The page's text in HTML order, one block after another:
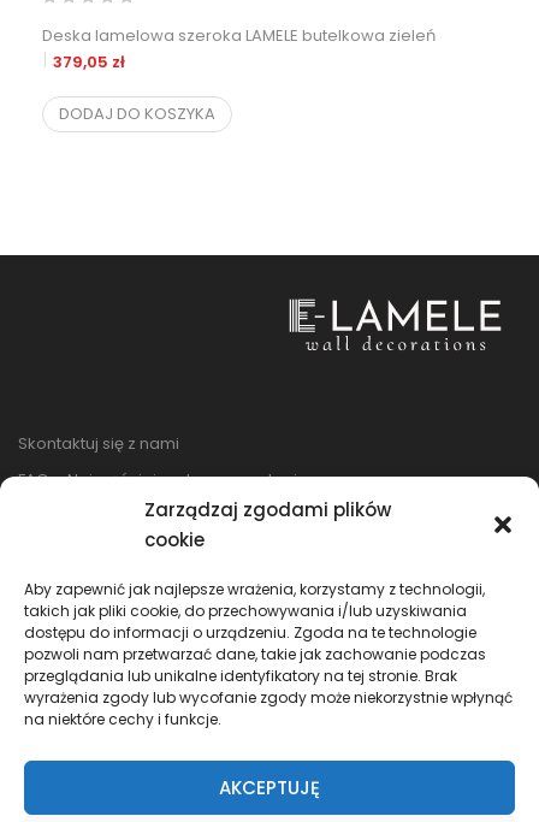
Zarządzaj zgodami plików
cookie
Aby zapewnić jak najlepsze wrażenia, korzystamy z technologii,
takich jak pliki cookie, do przechowywania i/lub uzyskiwania
dostępu do informacji o urządzeniu. Zgoda na te technologie
pozwoli nam przetwarzać dane, takie jak zachowanie podczas
przeglądania lub unikalne identyfikatory na tej stronie. Brak
wyrażenia zgody lub wycofanie zgody może niekorzystnie wpłynąć
na niektóre cechy i funkcje.
AKCEPTUJĘ
Deska lamelowa szeroka LAMELE butelkowa zieleń
379,05 zł
DODAJ DO KOSZYKA
Skontaktuj się z nami
FAQ – Najczęściej zadawane pytania
Regulamin sklepu
Reklamacje i zwroty
Polityka prywatności